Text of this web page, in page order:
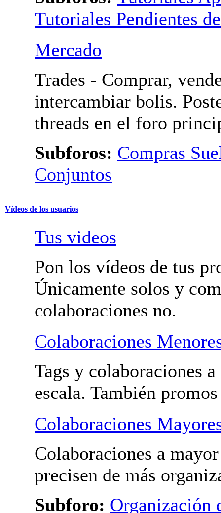
penmods
Subforos:
Tutoriales Pendientes de
Aprobación
Mercado
Trades - Comprar,
intercambiar bolis.
threads en el foro
Subforos:
Pedidos Conjuntos
Vídeos de los usuarios
Tus videos
Pon los vídeos de tus
Únicamente solos y
colaboraciones no.
Colaboraciones
Tags y colaboraciones a
escala. También
Colaboraciones